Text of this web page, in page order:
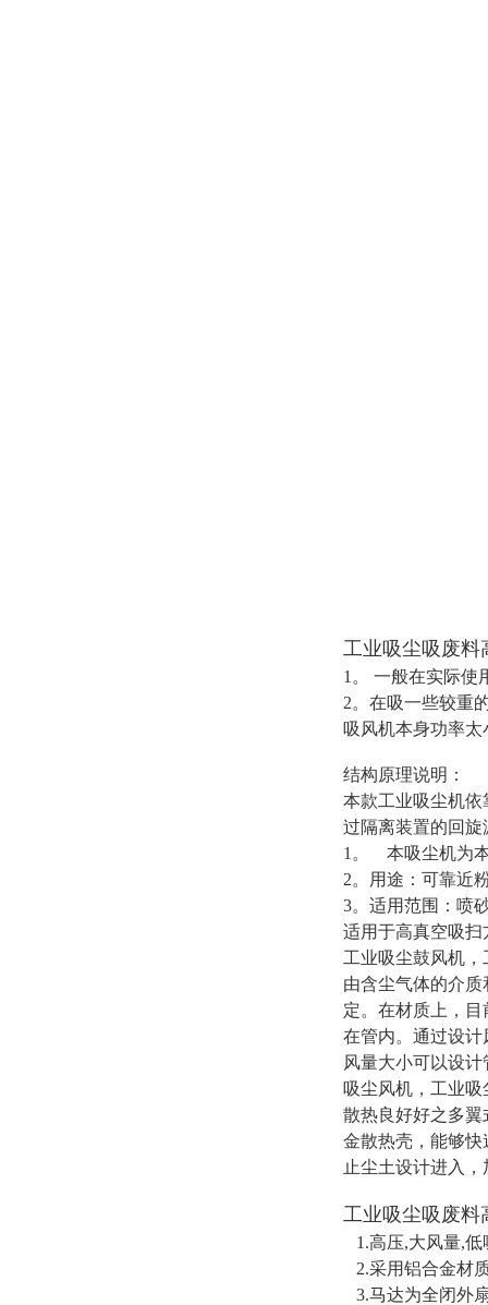
工业吸尘吸废料
1。 一般在实际使
2。在吸一些较重
吸风机本身功率
结构原理说明：
本款工业吸尘机
过隔离装置的回
1。 本吸尘机为
2。用途：可靠近
3。适用范围：喷
适用于高真空吸扫
工业吸尘鼓风机
由含尘气体的介
定。在材质上，
在管内。通过设计
风量大小可以设
吸尘风机，工业
散热良好好之多翼
金散热壳，能够
止尘土设计进入
工业吸尘吸废料
1.高压,大风量,
2.采用铝合金材
3.马达为全闭外